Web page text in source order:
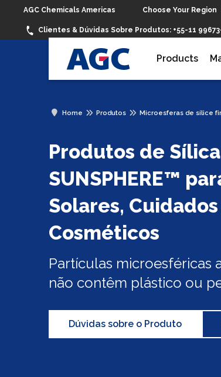
AGC Chemicals Americas Choose Your Region
Clientes & Dúvidas Sobre Produtos:+55-11
Products
Home Produtos Microesferas de sílice
Produtos de
SUNSPHERE™
Solares,
Cosméticos
Partículas microesféricas
não contêm plástico ou
Dúvidas sobre o Produto